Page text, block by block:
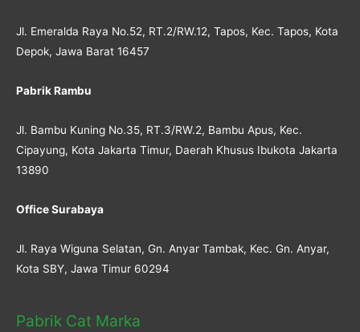
Jl. Emeralda Raya No.52, RT.2/RW.12, Tapos, Kec. Tapos, Kota
Depok, Jawa Barat 16457
Pabrik Rambu
Jl. Bambu Kuning No.35, RT.3/RW.2, Bambu Apus, Kec.
Cipayung, Kota Jakarta Timur, Daerah Khusus Ibukota Jakarta
13890
Office Surabaya
Jl. Raya Wiguna Selatan, Gn. Anyar Tambak, Kec. Gn. Anyar,
Kota SBY, Jawa Timur 60294
Pabrik Cat Marka